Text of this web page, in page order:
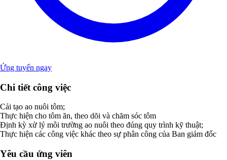
Ứng tuyển ngay
Chi tiết công việc
Cải tạo ao nuôi tôm;
Thực hiện cho tôm ăn, theo dõi và chăm sóc tôm
Định kỳ xử lý môi trường ao nuôi theo đúng quy trình kỹ thuật;
Thực hiện các công việc khác theo sự phân công của Ban giám đốc
Yêu cầu ứng viên